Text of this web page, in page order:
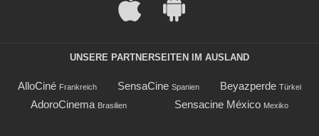
UNSERE PARTNERSEITEN IM AUSLAND
AlloCiné Frankreich SensaCine Spanien Beyazperde Türkei
AdoroCinema Brasilien Sensacine México Mexiko